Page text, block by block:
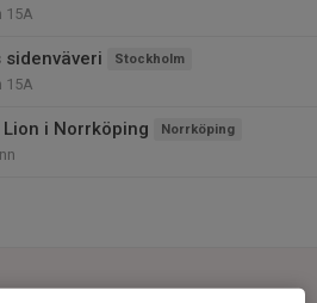
15A
sidenväveri Stockholm
15A
i Norrköping Norrköping